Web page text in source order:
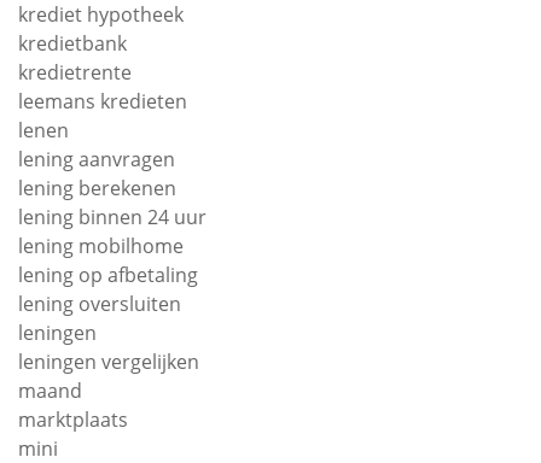
krediet hypotheek
kredietbank
kredietrente
leemans kredieten
lenen
lening aanvragen
lening berekenen
lening binnen 24 uur
lening mobilhome
lening op afbetaling
lening oversluiten
leningen
leningen vergelijken
maand
marktplaats
mini